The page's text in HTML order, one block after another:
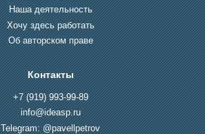
Наша деятельность
Хочу здесь работать
Об авторском праве
Контакты
+7 (919) 993-99-89
info@ideasp.ru
Telegram: @pavellpetrov